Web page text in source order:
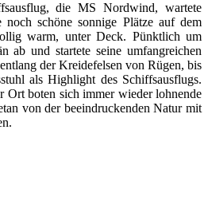
die MS Nordwind, wartete
schöne sonnige Plätze auf dem
warm, unter Deck. Pünktlich um
ab und startete seine umfangreichen
der Kreidefelsen von Rügen, bis
als Highlight des Schiffsausflugs.
Ort boten sich immer wieder lohnende
von der beeindruckenden Natur mit